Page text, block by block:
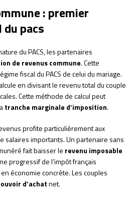
: premier
pacs
du PACS, les partenaires
de revenus commune. Cette
fiscal du PACS de celui du mariage.
en divisant le revenu total du couple
Cette méthode de calcul peut
tranche marginale d’imposition.
profite particulièrement aux
salaires importants. Un partenaire sans
fait baisser le revenu imposable
progressif de l’impôt français
économie concrète. Les couples
d’achatnet.